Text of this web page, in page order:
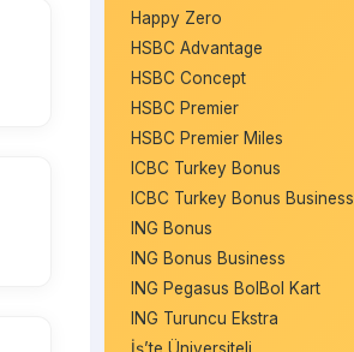
Happy Zero
HSBC Advantage
HSBC Concept
HSBC Premier
HSBC Premier Miles
ICBC Turkey Bonus
ICBC Turkey Bonus Business
ING Bonus
ING Bonus Business
ING Pegasus BolBol Kart
ING Turuncu Ekstra
İş’te Üniversiteli